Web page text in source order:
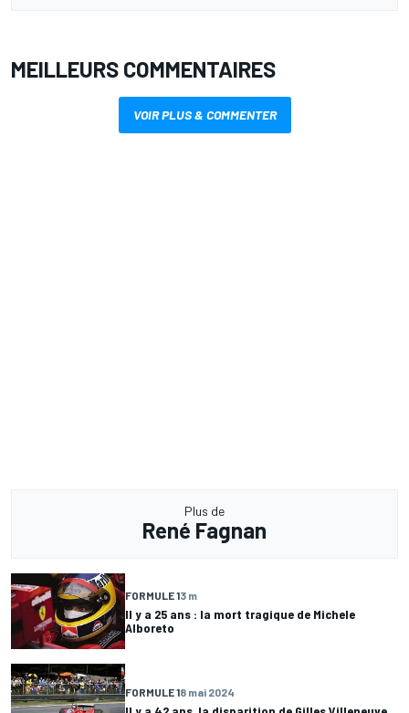
MEILLEURS COMMENTAIRES
VOIR PLUS & COMMENTER
Plus de
René Fagnan
FORMULE 13 m
Il y a 25 ans : la mort tragique de Michele
Alboreto
FORMULE 18 mai 2024